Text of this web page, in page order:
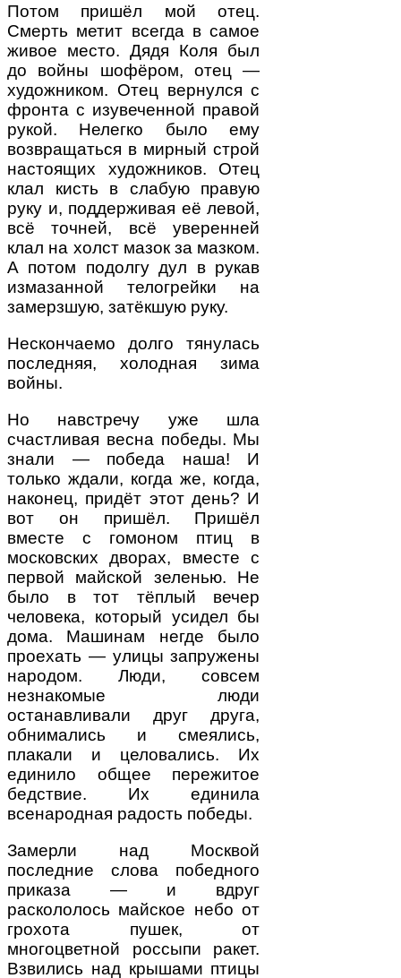
Потом пришёл мой отец.
Смерть метит всегда в самое
живое место. Дядя Коля был
до войны шофёром, отец —
художником. Отец вернулся с
фронта с изувеченной правой
рукой. Нелегко было ему
возвращаться в мирный строй
настоящих художников. Отец
клал кисть в слабую правую
руку и, поддерживая её левой,
всё точней, всё уверенней
клал на холст мазок за мазком.
А потом подолгу дул в рукав
измазанной телогрейки на
замерзшую, затёкшую руку.
Нескончаемо долго тянулась
последняя, холодная зима
войны.
Но навстречу уже шла
счастливая весна победы. Мы
знали — победа наша! И
только ждали, когда же, когда,
наконец, придёт этот день? И
вот он пришёл. Пришёл
вместе с гомоном птиц в
московских дворах, вместе с
первой майской зеленью. Не
было в тот тёплый вечер
человека, который усидел бы
дома. Машинам негде было
проехать — улицы запружены
народом. Люди, совсем
незнакомые люди
останавливали друг друга,
обнимались и смеялись,
плакали и целовались. Их
единило общее пережитое
бедствие. Их единила
всенародная радость победы.
Замерли над Москвой
последние слова победного
приказа — и вдруг
раскололось майское небо от
грохота пушек, от
многоцветной россыпи ракет.
Взвились над крышами птицы